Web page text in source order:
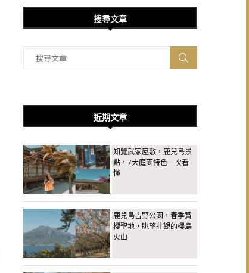
搜尋文章
近期文章
知覽武家屋敷，鹿兒島景
點，7大庭園特色一次看
懂
鹿兒島吉野公園，春季賞
櫻聖地，眺望壯觀的櫻島
火山